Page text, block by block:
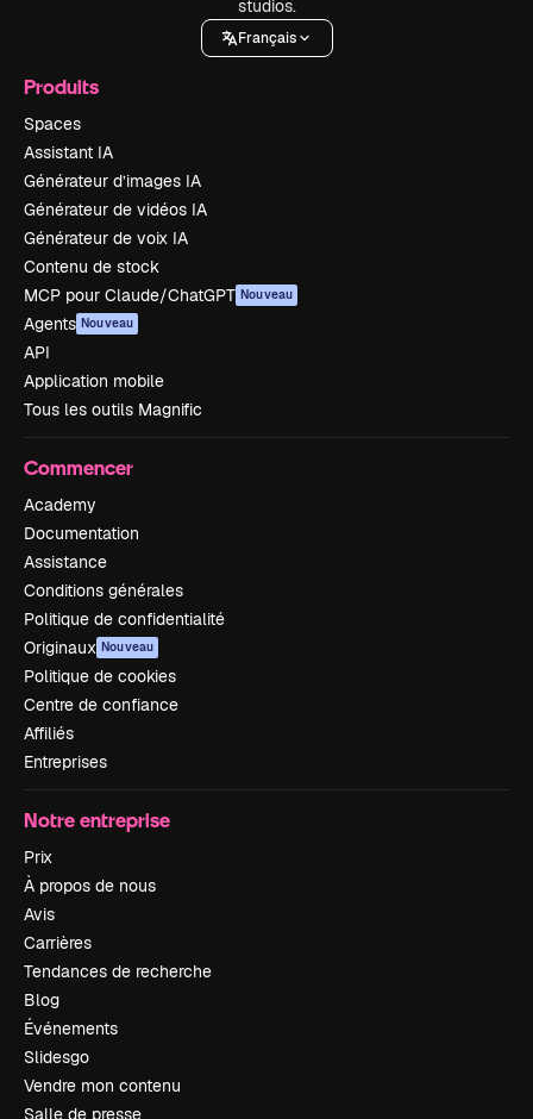
studios.
Français
Produits
Spaces
Assistant IA
Générateur d’images IA
Générateur de vidéos IA
Générateur de voix IA
Contenu de stock
MCP pour Claude/ChatGPT Nouveau
Agents Nouveau
API
Application mobile
Tous les outils Magnific
Commencer
Academy
Documentation
Assistance
Conditions générales
Politique de confidentialité
Originaux Nouveau
Politique de cookies
Centre de confiance
Affiliés
Entreprises
Notre entreprise
Prix
À propos de nous
Avis
Carrières
Tendances de recherche
Blog
Événements
Slidesgo
Vendre mon contenu
Salle de presse